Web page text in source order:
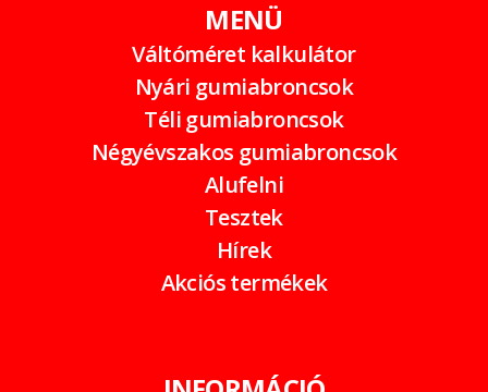
MENÜ
Váltóméret kalkulátor
Nyári gumiabroncsok
Téli gumiabroncsok
Négyévszakos gumiabroncsok
Alufelni
Tesztek
Hírek
Akciós termékek